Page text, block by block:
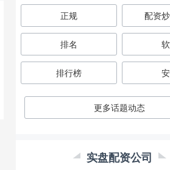
正规 配资
排名
排行榜
更多话题动态
实盘配资公司